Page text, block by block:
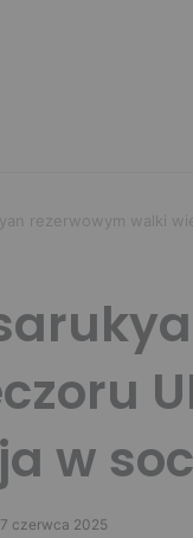
rezerwowym walki
w
czerwca 2025